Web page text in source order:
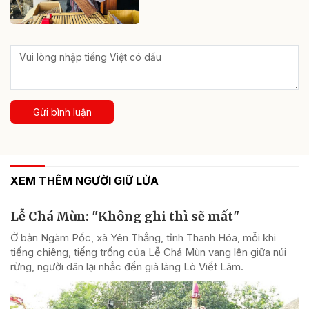
Gửi bình luận
XEM THÊM NGƯỜI GIỮ LỬA
Lễ Chá Mùn: "Không ghi thì sẽ mất"
Ở bản Ngàm Pốc, xã Yên Thắng, tỉnh Thanh Hóa, mỗi khi
tiếng chiêng, tiếng trống của Lễ Chá Mùn vang lên giữa núi
rừng, người dân lại nhắc đến già làng Lò Viết Lâm.